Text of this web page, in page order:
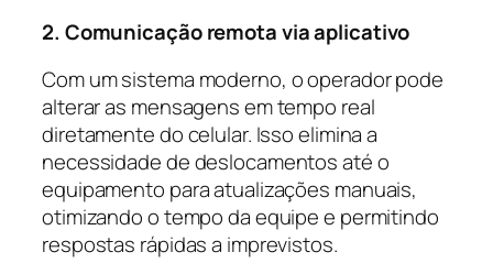
2. Comunicação remota via aplicativo
Com um sistema moderno, o operador pode
alterar as mensagens em tempo real
diretamente do celular. Isso elimina a
necessidade de deslocamentos até o
equipamento para atualizações manuais,
otimizando o tempo da equipe e permitindo
respostas rápidas a imprevistos.